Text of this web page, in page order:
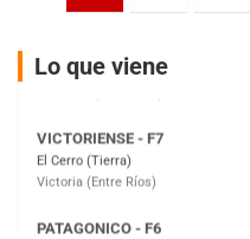
entradas
Lo que viene
Victoria (Entre Ríos)
Moto Club Reginense (Tierra)
Gral. E. Godoy (Río Negro)
Juventud Unida (Tierra)